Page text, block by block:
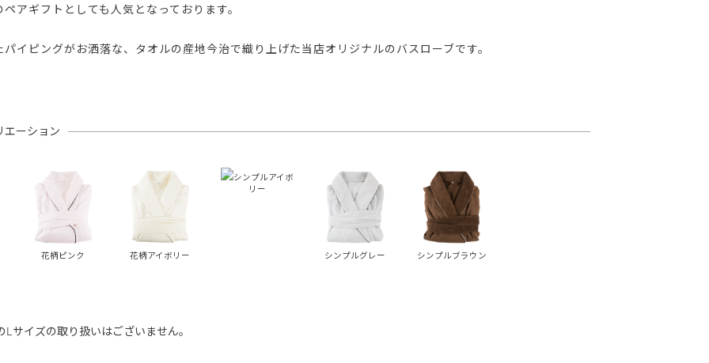
アギフトとしても人気となっております。
パイピングがお洒落な、タオルの産地今治で織り上げた当店オリジナルのバスローブです。
エーション
花柄ピンク 花柄アイボリー
シンプルアイボ
リー
シンプルグレー シンプルブラウン
Lサイズの取り扱いはございません。